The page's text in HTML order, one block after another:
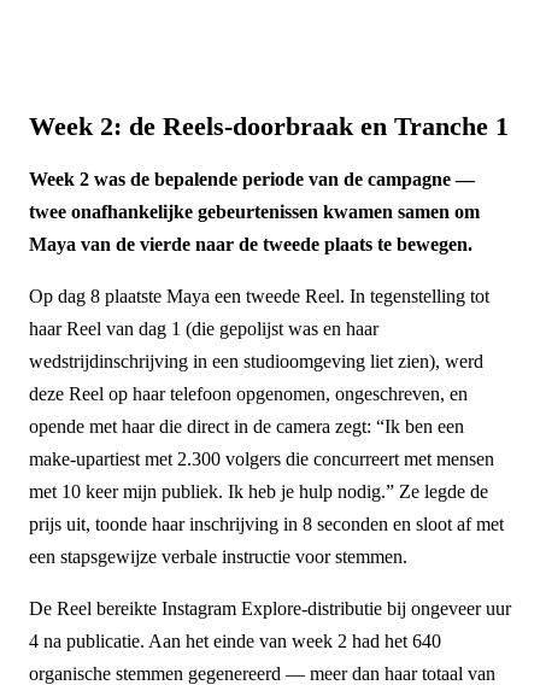
Week 2: de Reels-doorbraak en Tranche 1
Week 2 was de bepalende periode van de campagne —
twee onafhankelijke gebeurtenissen kwamen samen om
Maya van de vierde naar de tweede plaats te bewegen.
Op dag 8 plaatste Maya een tweede Reel. In tegenstelling tot
haar Reel van dag 1 (die gepolijst was en haar
wedstrijdinschrijving in een studioomgeving liet zien), werd
deze Reel op haar telefoon opgenomen, ongeschreven, en
opende met haar die direct in de camera zegt: “Ik ben een
make-upartiest met 2.300 volgers die concurreert met mensen
met 10 keer mijn publiek. Ik heb je hulp nodig.” Ze legde de
prijs uit, toonde haar inschrijving in 8 seconden en sloot af met
een stapsgewijze verbale instructie voor stemmen.
De Reel bereikte Instagram Explore-distributie bij ongeveer uur
4 na publicatie. Aan het einde van week 2 had het 640
organische stemmen gegenereerd — meer dan haar totaal van